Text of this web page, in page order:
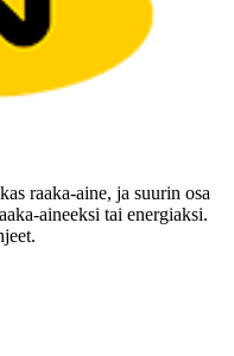
raaka-aine, ja suurin osa
aineeksi tai energiaksi.